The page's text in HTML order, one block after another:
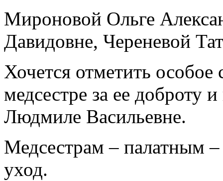
Мироновой Ольге
Давидовне, Череневой
Хочется отметить особое
медсестре за ее доброту
Людмиле Васильевне.
Медсестрам – палатным
уход.